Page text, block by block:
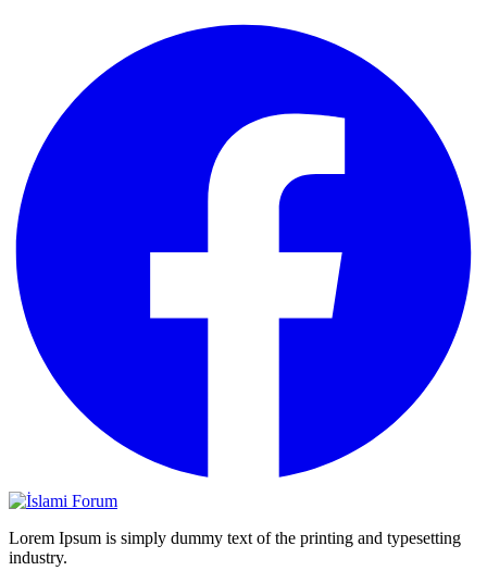
Lorem Ipsum is simply dummy text of the printing and typesetting
industry.